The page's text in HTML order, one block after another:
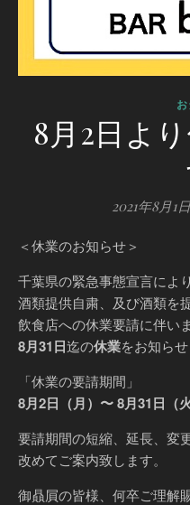
8月2日よ
2021年8月1日
＜休業のお知らせ＞
千葉県の緊急事態宣言によ
酒類提供自粛、及び酒類を
飲食店への休業要請に伴いま
8月31日迄の休業をお知らせ
「休業の要請期間」
8月2日（月）〜 8月31日（火
要請期間の短縮、延長、変
改めてご案内致します。
御贔屓の皆様、何卒ご理解